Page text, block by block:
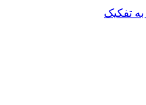
تفکیک